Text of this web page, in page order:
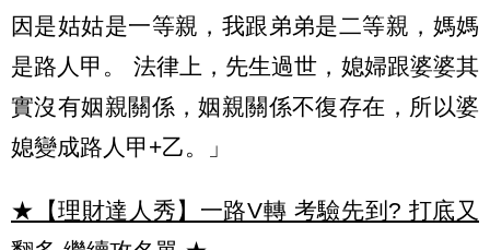
因是姑姑是一等親，我跟弟弟是二等親，媽媽
是路人甲。 法律上，先生過世，媳婦跟婆婆其
實沒有姻親關係，姻親關係不復存在，所以婆
媳變成路人甲+乙。」
★【理財達人秀】一路V轉 考驗先到? 打底又